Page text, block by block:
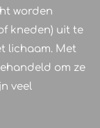
worden
kneden) uit te
lichaam. Met
om ze
veel